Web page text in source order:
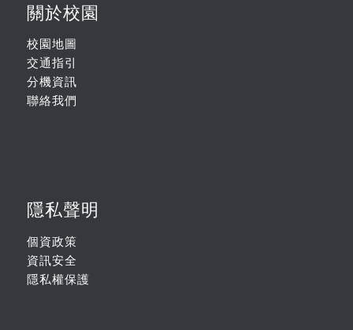
關於校園
校園地圖
交通指引
分機資訊
聯絡我們
隱私聲明
個資政策
資訊安全
隱私權保護